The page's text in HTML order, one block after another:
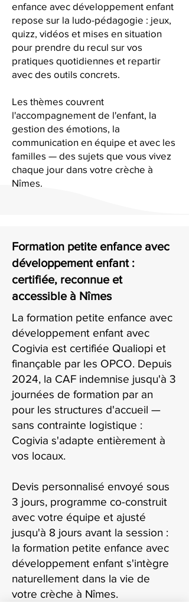
enfance avec développement enfant
repose sur la ludo-pédagogie : jeux,
quizz, vidéos et mises en situation
pour prendre du recul sur vos
pratiques quotidiennes et repartir
avec des outils concrets.
Les thèmes couvrent
l'accompagnement de l'enfant, la
gestion des émotions, la
communication en équipe et avec les
familles — des sujets que vous vivez
chaque jour dans votre crèche à
Nîmes.
Formation petite enfance avec
développement enfant :
certifiée, reconnue et
accessible à Nîmes
La formation petite enfance avec
développement enfant avec
Cogivia est certifiée Qualiopi et
finançable par les OPCO. Depuis
2024, la CAF indemnise jusqu'à 3
journées de formation par an
pour les structures d'accueil —
sans contrainte logistique :
Cogivia s'adapte entièrement à
vos locaux.
Devis personnalisé envoyé sous
3 jours, programme co-construit
avec votre équipe et ajusté
jusqu'à 8 jours avant la session :
la formation petite enfance avec
développement enfant s'intègre
naturellement dans la vie de
votre crèche à Nîmes.